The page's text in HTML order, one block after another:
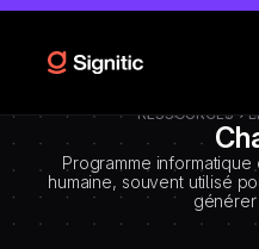
RESSOURCES
Programme
humaine, souvent utilisé